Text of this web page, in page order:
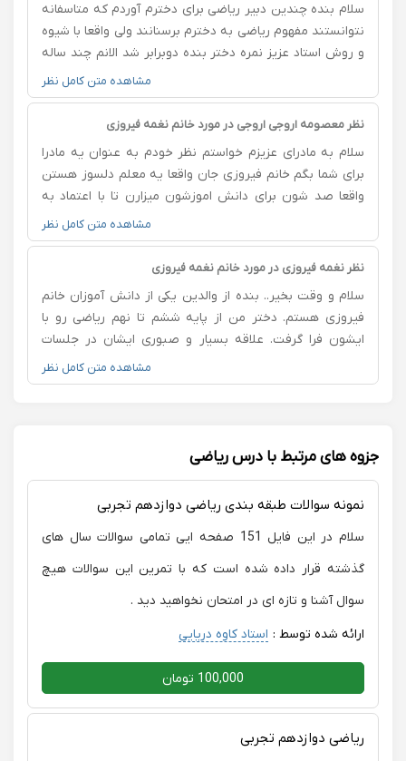
ایشون بیارن.امیدوارم خدا هر چی می‌خوان بهشون بده. این
میزان از صبر و حوصله در آموزش جای تشکر و تحسین داره.
یک دنیا ممنون تونیم جناب انوری عزیز
سلام بنده چندین دبیر ریاضی برای دخترم آوردم که متاسفانه
نتوانستند مفهوم ریاضی به دخترم برسنانند ولی واقعا با شیوه
و روش استاد عزیز نمره دختر بنده دوبرابر شد الانم چند ساله
از پایه نهم تا الان در خدمت استاد عزیز هستیم به شدت
توصیه میکنم که یک جلسه فقط شما در محضر استاد باشید
خودتون متوجه میشید بسیار دلسوز و مسلط هستند ایشان
مشاهده متن کامل نظر
نظر معصومه اروجی اروجی در مورد خانم نغمه فیروزی
سلام به مادرای عزیزم خواستم نظر خودم به عنوان یه مادرا
برای شما بگم خانم فیروزی جان واقعا یه معلم دلسوز هستن
واقعا صد شون برای دانش اموزشون میزارن تا با اعتماد به
نفس کامل ازمون بدن من واقعا از روش تدریس ایشون
راضی هستم با دل جون وقت میزارن تو هر شرایطی کنار شما
و بچه های گلتون هستن واقعا به شدت پیشنهاد میکنم
مشاهده متن کامل نظر
نظر نغمه فیروزی در مورد خانم نغمه فیروزی
سلام و وقت بخیر.. بنده از والدین یکی از دانش آموزان خانم
فیروزی هستم. دختر من از پایه ششم تا نهم ریاضی رو با
ایشون فرا گرفت. علاقه بسیار و صبوری ایشان در جلسات
تدریس، باعث شد که دیدگاه فرزندم به این مبحث کاملا
تغییر پیدا کنه و با علاقه به این درس به مسیر خود در رشته
مشاهده متن کامل نظر
جزوه های مرتبط با درس ریاضی
نمونه سوالات طبقه بندی ریاضی دوازدهم تجربی
سلام در این فایل 151 صفحه ایی تمامی سوالات سال های
گذشته قرار داده شده است که با تمرین این سوالات هیچ
سوال آشنا و تازه ای در امتحان نخواهید دید .
ارائه شده توسط : استاد کاوه دریایی
100,000 تومان
ریاضی دوازدهم تجربی